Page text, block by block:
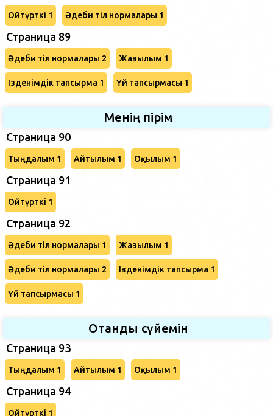
Ойтүрткі 1 Әдеби тіл нормалары 1
Страница 89
Әдеби тіл нормалары 2 Жазылым 1
Ізденімдік тапсырма 1 Үй тапсырмасы 1
Менің пірім
Страница 90
Тыңдалым 1 Айтылым 1 Оқылым 1
Страница 91
Ойтүрткі 1
Страница 92
Әдеби тіл нормалары 1 Жазылым 1
Әдеби тіл нормалары 2 Ізденімдік тапсырма 1
Үй тапсырмасы 1
Отанды сүйемін
Страница 93
Тыңдалым 1 Айтылым 1 Оқылым 1
Страница 94
Ойтүрткі 1